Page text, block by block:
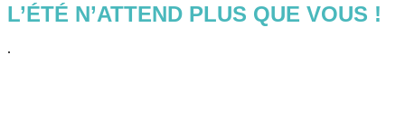
L’ÉTÉ N’ATTEND PLUS QUE VOUS !
.